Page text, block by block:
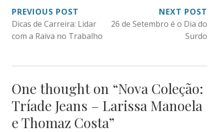
NAVEGAÇÃO
DE
PREVIOUS POST
Dicas de Carreira: Lidar
com a Raiva no Trabalho
NEXT POST
26 de Setembro é o Dia do
Surdo
One thought on “Nova Coleção:
Tríade Jeans – Larissa Manoela
e Thomaz Costa”